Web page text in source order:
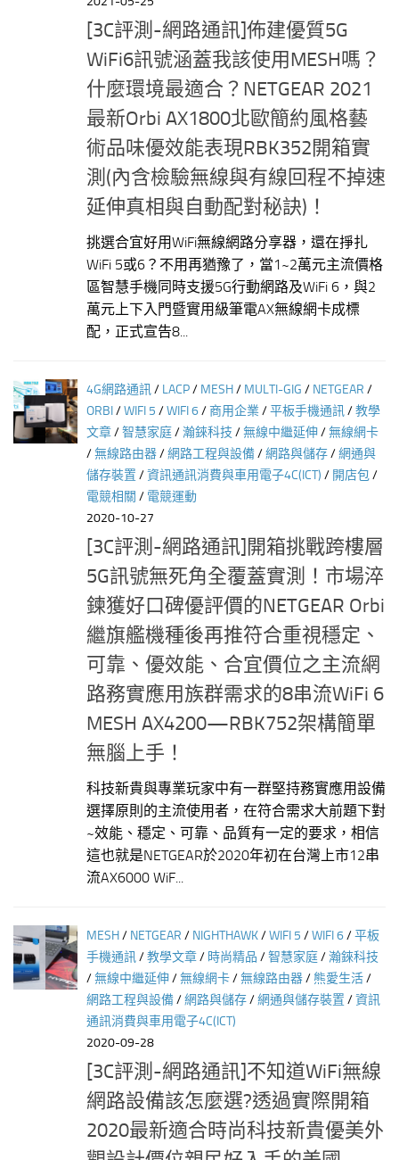
[3C評測-網路通訊]佈建優質5G
WiFi6訊號涵蓋我該使用MESH嗎？
什麼環境最適合？NETGEAR 2021
最新Orbi AX1800北歐簡約風格藝
術品味優效能表現RBK352開箱實
測(內含檢驗無線與有線回程不掉速
延伸真相與自動配對秘訣)！
挑選合宜好用WiFi無線網路分享器，還在掙扎
WiFi 5或6？不用再猶豫了，當1~2萬元主流價格
區智慧手機同時支援5G行動網路及WiFi 6，與2
萬元上下入門暨實用級筆電AX無線網卡成標
配，正式宣告8...
4G網路通訊/ LACP/ MESH/ MULTI-GIG / NETGEAR /
ORBI/WIFI 5 /WIFI 6/商用企業/平板手機通訊/教學
文章/智慧家庭/瀚錸科技 /無線中繼延伸/無線網卡
/無線路由器/網路工程與設備/網路與儲存/網通與
儲存裝置 /資訊通訊消費與車用電子4C(ICT) / 開店包/
電競相關 / 電競運動
2020-10-27
[3C評測-網路通訊]開箱挑戰跨樓層
5G訊號無死角全覆蓋實測！市場淬
鍊獲好口碑優評價的NETGEAR Orbi
繼旗艦機種後再推符合重視穩定、
可靠、優效能、合宜價位之主流網
路務實應用族群需求的8串流WiFi 6
MESH AX4200—RBK752架構簡單
無腦上手！
科技新貴與專業玩家中有一群堅持務實應用設備
選擇原則的主流使用者，在符合需求大前題下對
~效能、穩定、可靠、品質有一定的要求，相信
這也就是NETGEAR於2020年初在台灣上市12串
流AX6000 WiF...
MESH/ NETGEAR / NIGHTHAWK/WIFI 5 /WIFI 6/平板
手機通訊/教學文章/ 時尚精品 /智慧家庭/瀚錸科技
/無線中繼延伸/無線網卡/無線路由器/ 熊愛生活/
網路工程與設備/網路與儲存/網通與儲存裝置 /資訊
通訊消費與車用電子4C(ICT)
2020-09-28
[3C評測-網路通訊]不知道WiFi無線
網路設備該怎麼選?透過實際開箱
2020最新適合時尚科技新貴優美外